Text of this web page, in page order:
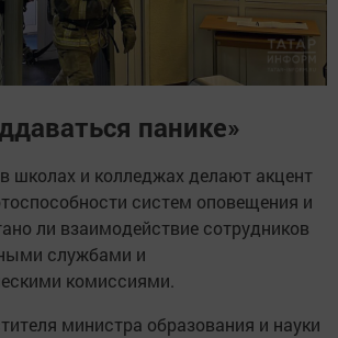
панике»
школах и колледжах делают акцент
систем оповещения и
ли взаимодействие сотрудников
службами и
комиссиями.
министра образования и науки